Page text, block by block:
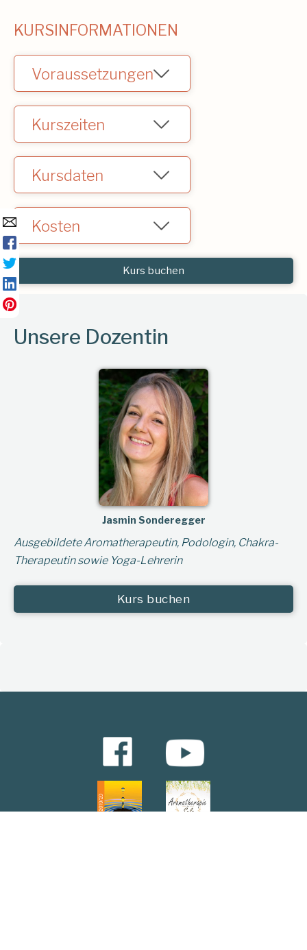
KURSINFORMATIONEN
Voraussetzungen
Kurszeiten
Kursdaten
Kosten
Kurs buchen
Unsere Dozentin
Jasmin Sonderegger
Ausgebildete Aromatherapeutin, Podologin, Chakra-
Therapeutin sowie Yoga-Lehrerin
Kurs buchen